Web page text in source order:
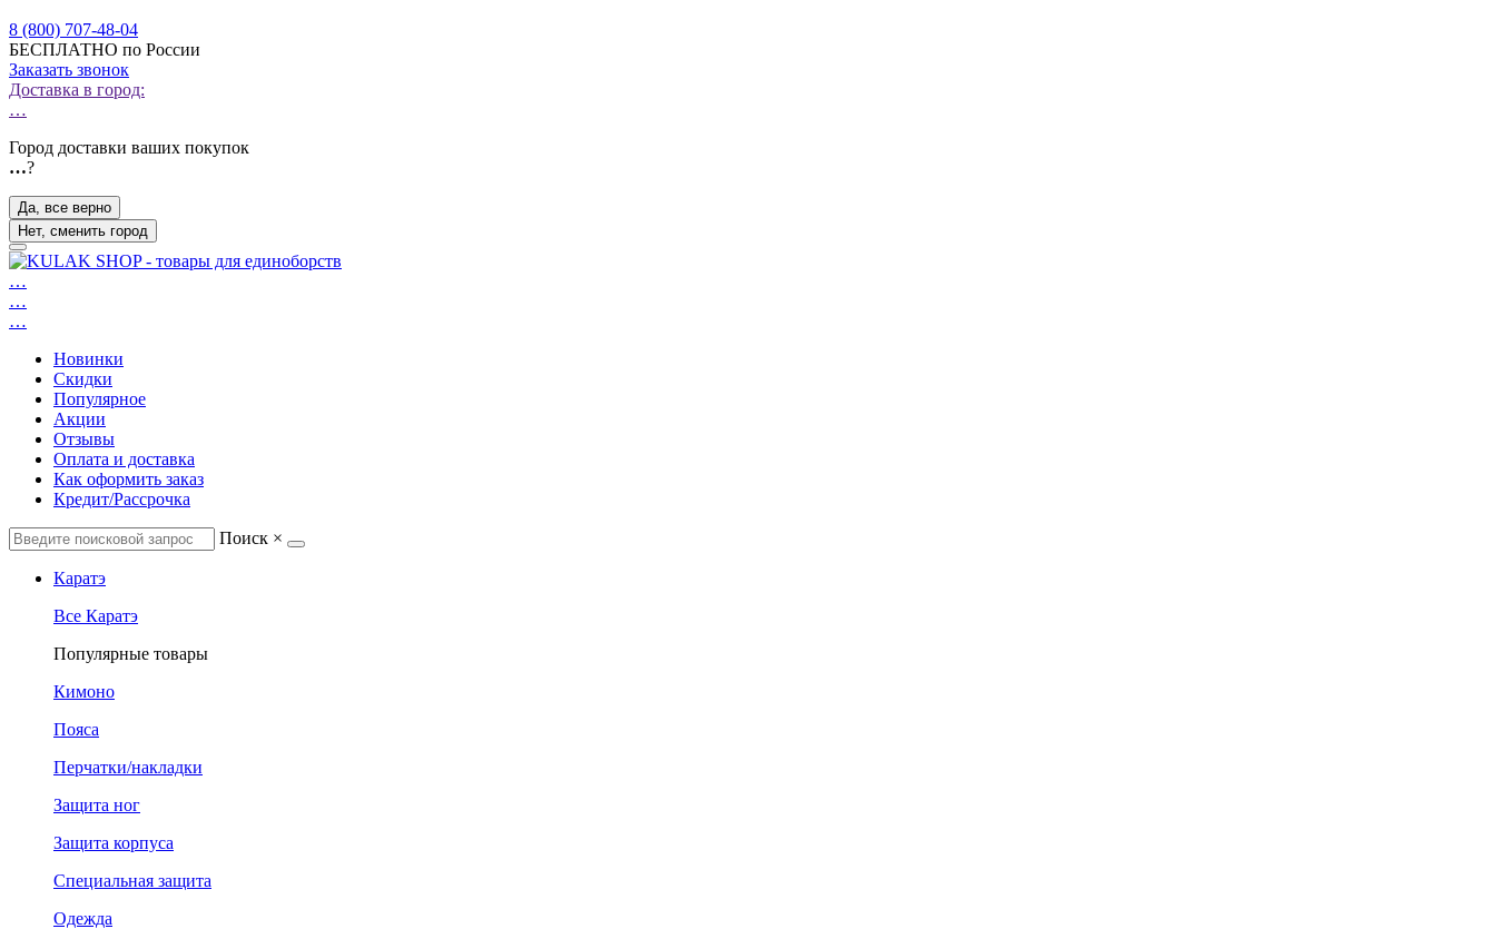
8 (800) 707-48-04
БЕСПЛАТНО по России
Заказать звонок
Доставка в город:
…
Город доставки ваших покупок
…?
Да, все верно
Нет, сменить город
…
…
…
Новинки
Скидки
Популярное
Акции
Отзывы
Оплата и доставка
Как оформить заказ
Кредит/Рассрочка
Поиск ×
Каратэ
Все Каратэ
Популярные товары
Кимоно
Пояса
Перчатки/накладки
Защита ног
Защита корпуса
Специальная защита
Одежда